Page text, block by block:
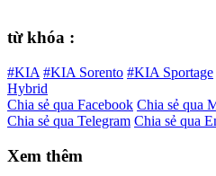
từ khóa :
#KIA #KIA Sorento #KIA Sportage
Hybrid
Chia sẻ qua Facebook Chia sẻ qua
Chia sẻ qua Telegram Chia sẻ qua
Xem thêm